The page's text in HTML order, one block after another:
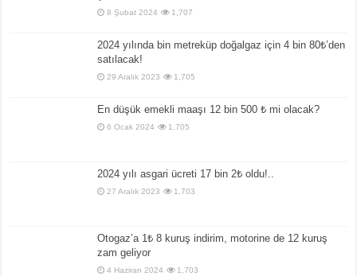
8 Şubat 2024 1,707
2024 yılında bin metreküp doğalgaz için 4 bin 80₺’den
satılacak!
29 Aralık 2023 1,705
En düşük emekli maaşı 12 bin 500 ₺ mi olacak?
6 Ocak 2024 1,705
2024 yılı asgari ücreti 17 bin 2₺ oldu!..
27 Aralık 2023 1,703
Otogaz’a 1₺ 8 kuruş indirim, motorine de 12 kuruş
zam geliyor
4 Haziran 2024 1,703